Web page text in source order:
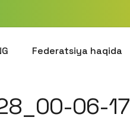
Federatsiya haqida
06-17